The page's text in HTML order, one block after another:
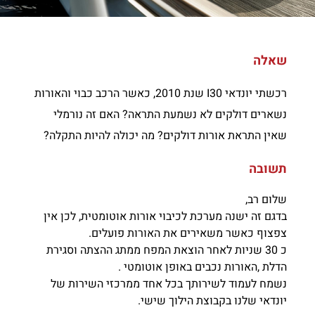
שאלה
רכשתי יונדאי I30 שנת 2010, כאשר הרכב כבוי והאורות
נשארים דולקים לא נשמעת התראה? האם זה נורמלי
שאין התראת אורות דולקים? מה יכולה להיות התקלה?
תשובה
שלום רב,
בדגם זה ישנה מערכת לכיבוי אורות אוטומטית, לכן אין
צפצוף כאשר משאירים את האורות פועלים.
כ 30 שניות לאחר הוצאת המפח ממתג ההצתה וסגירת
הדלת ,האורות נכבים באופן אוטומטי .
נשמח לעמוד לשירותך בכל אחד ממרכזי השירות של
יונדאי שלנו בקבוצת הילוך שישי.